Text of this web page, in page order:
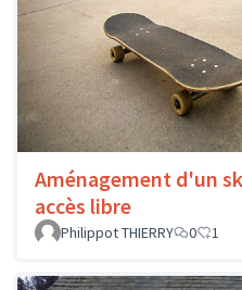
Aménagement d'un
accès libre
Philippot THIERRY
0 1